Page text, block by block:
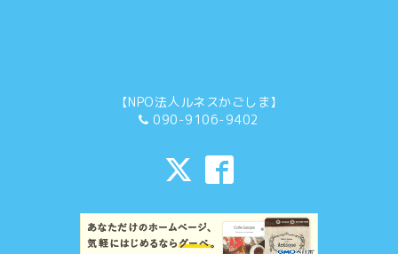
【NPO法人ルネスかごしま】
090-9106-9402